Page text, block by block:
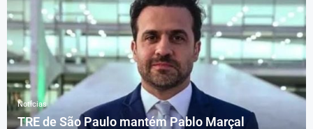
Notícias
TRE de São Paulo mantém Pablo Marçal